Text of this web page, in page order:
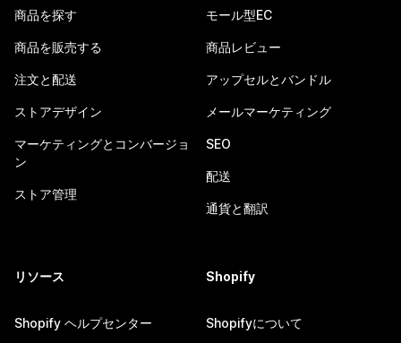
商品を探す
商品を販売する
注文と配送
ストアデザイン
マーケティングとコンバージョ
ン
ストア管理
モール型EC
商品レビュー
アップセルとバンドル
メールマーケティング
SEO
配送
通貨と翻訳
リソース
Shopify ヘルプセンター
Shopify
Shopifyについて